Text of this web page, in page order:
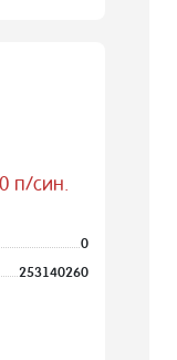
п/син.
0
253140260